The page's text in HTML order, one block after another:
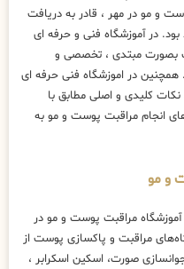
و مو در مهر ، قادر به دریافت
بود. در آموزشگاه فنی و حرفه ای
بصورت مبتدی ، تخصصی و
در اموزشگاه فنی حرفه ای
کلیدی و اصلی مطابق با
انجام مراقبت پوست و مو به
و مو
مراقبت پوست و مو در
مراقبت و پاکسازی پوست از
صورت، اسکین اسکرابر ،